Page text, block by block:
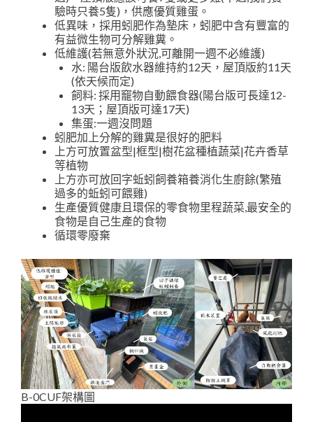
驗時只養5隻)，供應優質雞蛋。
低異味，採用蚓肥作為墊床，蚓肥中含有豐富的
有益微生物可分解雞糞。
低維護(若無意外狀況,可離開一週不必維護)
水: 陽台版飲水器維持約12天，屋頂版約11天
(依天候而定)
飼料: 採用竉物自動餵食器(陽台版可長達12-
13天；屋頂版可達17天)
集蛋:一週沒問題
蚓肥加上分解的雞糞是很好的肥料
上方可放置盆型|框型|樹花盆種植蔬菜|花卉香草
等植物
上方亦可放回字蚯蚓飼養箱養消化生廚餘(繁殖
過多的蚯蚓可餵雞)
生產優質健康且環保的零食物里程蔬菜,最安全的
食物是自己生產的食物
循環零廢棄
B-0CUF架構圖